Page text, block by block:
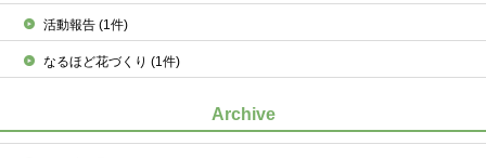
活動報告(1件)
なるほど花づくり(1件)
Archive